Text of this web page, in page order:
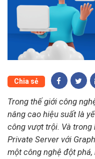
Chia sẻ
Trong thế giới công
nâng cao hiệu suất là
công vượt trội. Và trong
Private Server với
một công nghệ đột phá,